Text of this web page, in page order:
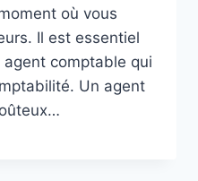
où vous
Il est essentiel
comptable qui
Un agent